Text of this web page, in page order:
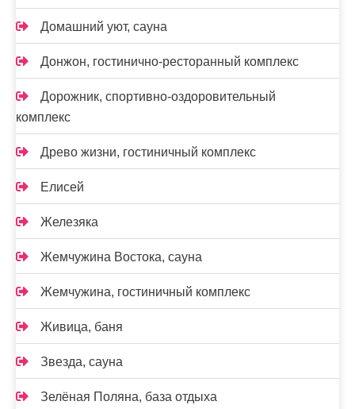
Домашний уют, сауна
Донжон, гостинично-ресторанный комплекс
Дорожник, спортивно-оздоровительный
комплекс
Древо жизни, гостиничный комплекс
Елисей
Железяка
Жемчужина Востока, сауна
Жемчужина, гостиничный комплекс
Живица, баня
Звезда, сауна
Зелёная Поляна, база отдыха